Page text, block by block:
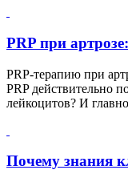
PRP при
PRP-терапию при
PRP действительно
лейкоцитов? И
Почему знания